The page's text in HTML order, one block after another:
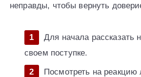
неправды, чтобы вернуть
Для начала рассказать
своем поступке.
Посмотреть на реакцию